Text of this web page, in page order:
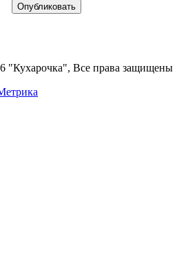
"Кухарочка", Все права защищены